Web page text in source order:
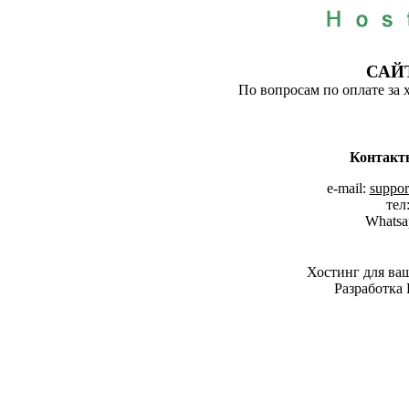
По вопросам по оплате за
e-mail:
Хостинг для